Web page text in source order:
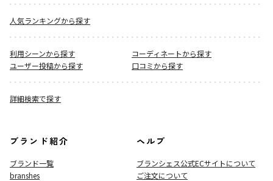
人気ランキングから探す
利用シーンから探す
コーディネートから探す
ユーザー投稿から探す
口コミから探す
詳細検索で探す
ブランド紹介
ブランド一覧
branshes
ヘルプ
ブランシェス公式ECサイトについて
ご注文について